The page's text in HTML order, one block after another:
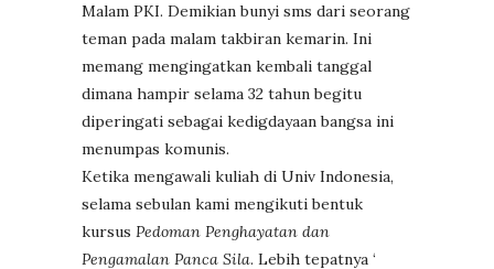
Malam PKI. Demikian bunyi sms dari seorang
teman pada malam takbiran kemarin. Ini
memang mengingatkan kembali tanggal
dimana hampir selama 32 tahun begitu
diperingati sebagai kedigdayaan bangsa ini
menumpas komunis.
Ketika mengawali kuliah di Univ Indonesia,
selama sebulan kami mengikuti bentuk
kursus Pedoman Penghayatan dan
Pengamalan Panca Sila. Lebih tepatnya ‘